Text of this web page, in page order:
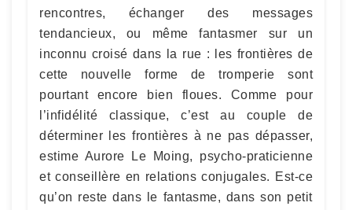
rencontres, échanger des messages
tendancieux, ou même fantasmer sur un
inconnu croisé dans la rue : les frontières de
cette nouvelle forme de tromperie sont
pourtant encore bien floues. Comme pour
l’infidélité classique, c’est au couple de
déterminer les frontières à ne pas dépasser,
estime Aurore Le Moing, psycho-praticienne
et conseillère en relations conjugales. Est-ce
qu’on reste dans le fantasme, dans son petit